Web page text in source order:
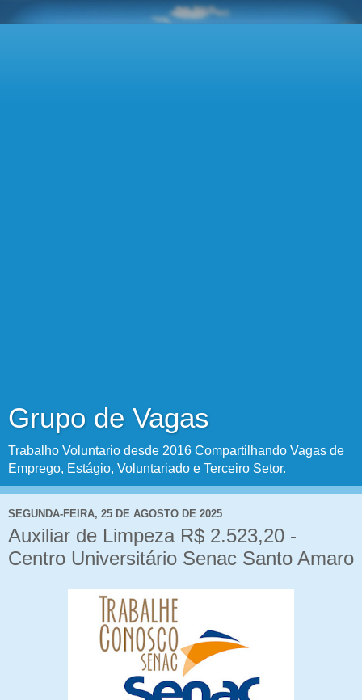
Grupo de Vagas
Trabalho Voluntario desde 2016 Compartilhando Vagas de
Emprego, Estágio, Voluntariado e Terceiro Setor.
SEGUNDA-FEIRA, 25 DE AGOSTO DE 2025
Auxiliar de Limpeza R$ 2.523,20 -
Centro Universitário Senac Santo Amaro